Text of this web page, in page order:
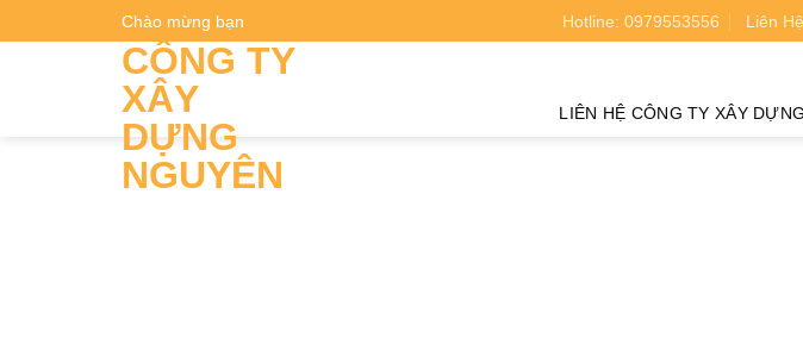
to
Chào mừng bạn Hotline: 0979553556 Liên
CÔNG TY
XÂY
DỰNG
NGUYÊN
LIÊN HỆ CÔNG TY XÂY
Dự toán chi phí xây nhà